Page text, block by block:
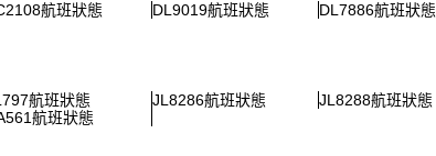
航班狀態 DL9019航班狀態
DL7886航班狀態
航班狀態 JL8286航班狀態
JL8288航班狀態
航班狀態